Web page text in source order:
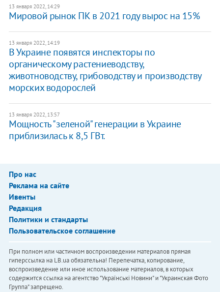
13 января 2022, 14:29
Мировой рынок ПК в 2021 году вырос на 15%
13 января 2022, 14:19
В Украине появятся инспекторы по
органическому растениеводству,
животноводству, грибоводству и производству
морских водорослей
13 января 2022, 13:57
Мощность "зеленой" генерации в Украине
приблизилась к 8,5 ГВт.
Про нас
Реклама на сайте
Ивенты
Редакция
Политики и стандарты
Пользовательское соглашение
При полном или частичном воспроизведении материалов прямая
гиперссылка на LB.ua обязательна! Перепечатка, копирование,
воспроизведение или иное использование материалов, в которых
содержится ссылка на агентство "Українськi Новини" и "Украинская Фото
Группа" запрещено.